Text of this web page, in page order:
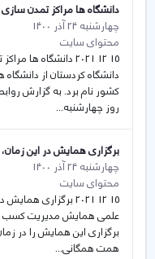
دانشگاه ها مراکز تمدن
چهارشنبه 24 آذر 1400
محتوای سایت
15 12 2021
دانشگاه کردستان از
کشور نام برد. به گزارش
روز چهارشنبه...
برگزاری همایش در این
چهارشنبه 24 آذر 1400
محتوای سایت
15 12 2021 برگزاری
علمی همایش مدیریت کسب و
برگزاری این همایش را در
همت همگانی...